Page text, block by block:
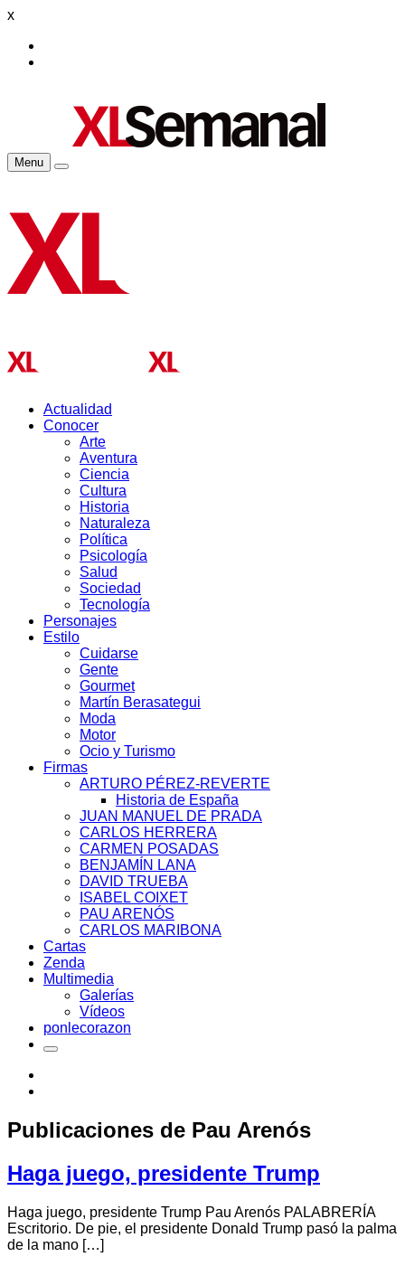
x
Menu
Actualidad
Conocer
Arte
Aventura
Ciencia
Cultura
Historia
Naturaleza
Política
Psicología
Salud
Sociedad
Tecnología
Personajes
Estilo
Cuidarse
Gente
Gourmet
Martín Berasategui
Moda
Motor
Ocio y Turismo
Firmas
ARTURO PÉREZ-REVERTE
Historia de España
JUAN MANUEL DE PRADA
CARLOS HERRERA
CARMEN POSADAS
BENJAMÍN LANA
DAVID TRUEBA
ISABEL COIXET
PAU ARENÓS
CARLOS MARIBONA
Cartas
Zenda
Multimedia
Galerías
Vídeos
ponlecorazon
Publicaciones de Pau Arenós
Haga juego, presidente Trump
Haga juego, presidente Trump Pau Arenós PALABRERÍA
Escritorio. De pie, el presidente Donald Trump pasó la palma
de la mano […]